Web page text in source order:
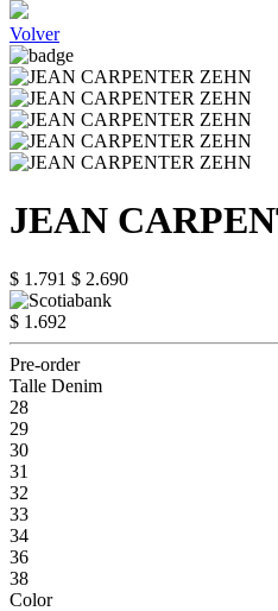
Volver
JEAN
$ 1.791 $ 2.690
$ 1.692
Pre-order
Talle Denim
28
29
30
31
32
33
34
36
38
Color